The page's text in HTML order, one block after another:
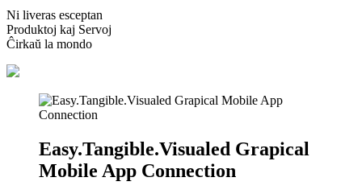
Ni liveras esceptan
Produktoj kaj Servoj
Ĉirkaŭ la mondo
Easy.Tangible.Visualed Grapical
Mobile App Connection